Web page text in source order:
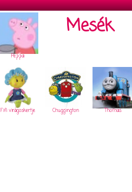
Peppa
Mesék
Fifi virágoskertje Chuggington Thomas